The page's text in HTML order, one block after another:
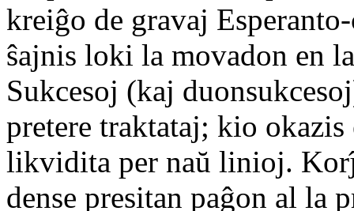
kreiĝo de gravaj
ŝajnis loki la movadon en
Sukcesoj (kaj
pretere traktataj; kio okazis
likvidita per naŭ linioj.
dense presitan paĝon al la